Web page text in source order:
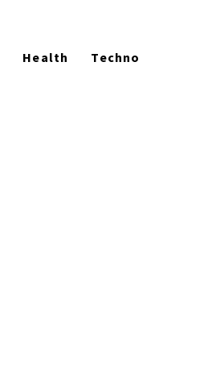
Health Techno